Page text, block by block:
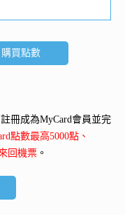
購買點數
冊成為MyCard會員並完
點數最高5000點、
回機票 。